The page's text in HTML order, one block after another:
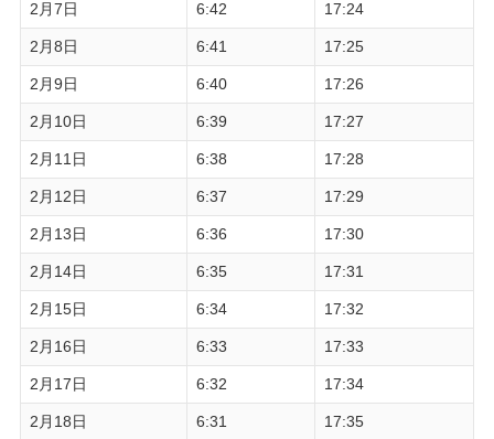
2月7日 6:42 17:24
2月8日 6:41 17:25
2月9日 6:40 17:26
2月10日 6:39 17:27
2月11日 6:38 17:28
2月12日 6:37 17:29
2月13日 6:36 17:30
2月14日 6:35 17:31
2月15日 6:34 17:32
2月16日 6:33 17:33
2月17日 6:32 17:34
2月18日 6:31 17:35